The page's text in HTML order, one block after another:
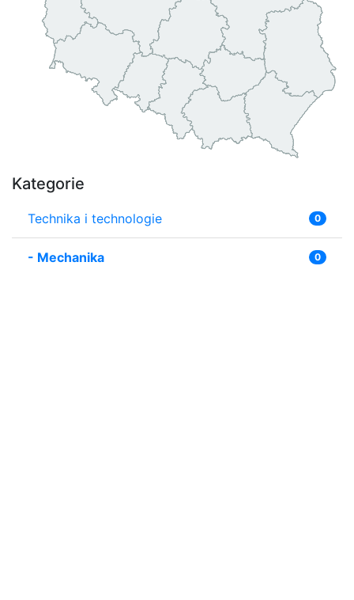
Kategorie
Technika i technologie 0
- Mechanika 0